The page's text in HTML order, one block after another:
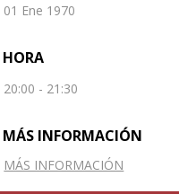
01 Ene 1970
HORA
20:00 - 21:30
MÁS INFORMACIÓN
MÁS INFORMACIÓN